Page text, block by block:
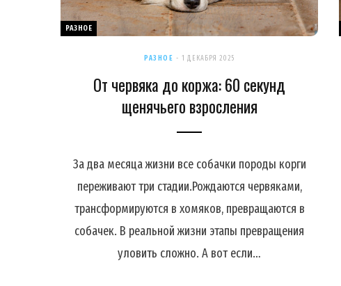
РАЗНОЕ
РАЗНОЕ 1 ДЕКАБРЯ 2025
От червяка до коржа: 60 секунд
щенячьего взросления
За два месяца жизни все собачки породы корги
переживают три стадии.Рождаются червяками,
трансформируются в хомяков, превращаются в
собачек. В реальной жизни этапы превращения
уловить сложно. А вот если…